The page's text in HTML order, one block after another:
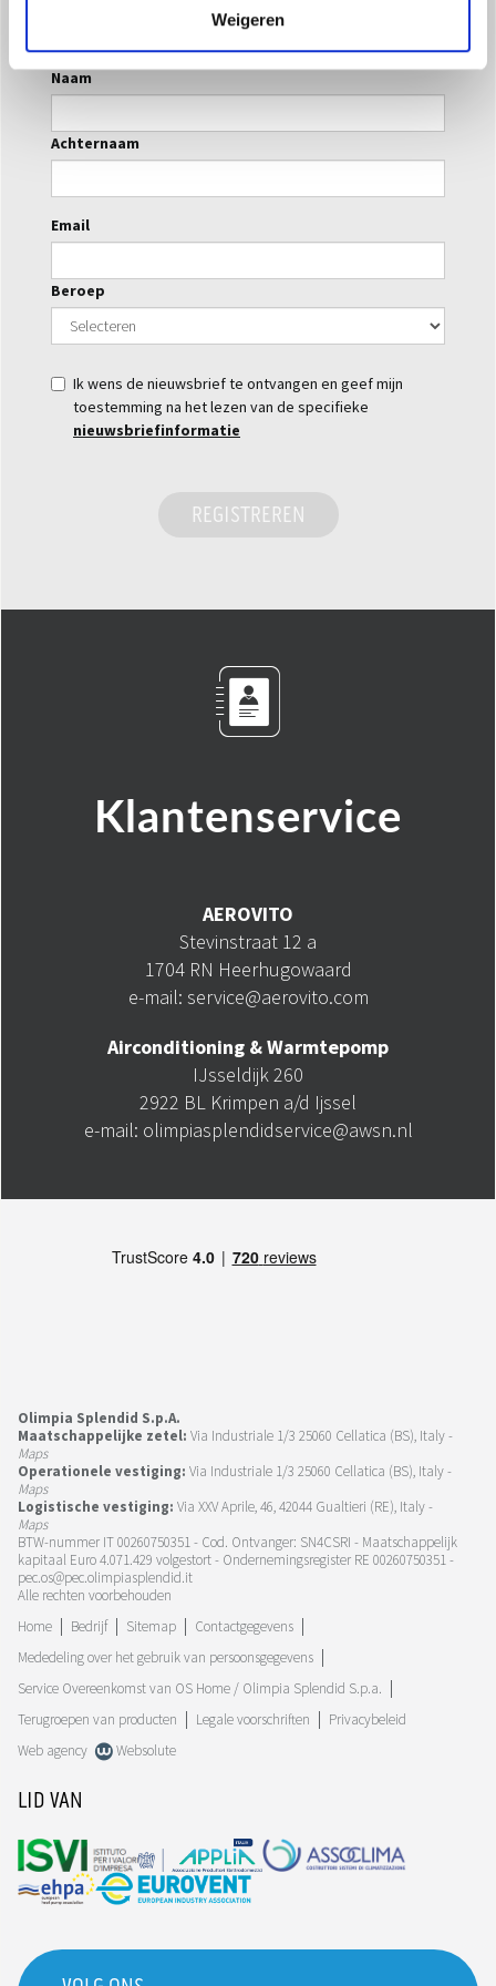
Weigeren
Naam
Achternaam
Email
Beroep
Ik wens de nieuwsbrief te ontvangen en geef mijn
toestemming na het lezen van de specifieke
nieuwsbriefinformatie
REGISTREREN
Klantenservice
AEROVITO
Stevinstraat 12 a
1704 RN Heerhugowaard
e-mail: service@aerovito.com
Airconditioning & Warmtepomp
IJsseldijk 260
2922 BL Krimpen a/d Ijssel
e-mail: olimpiasplendidservice@awsn.nl
Olimpia Splendid S.p.A.
Maatschappelijke zetel: Via Industriale 1/3 25060 Cellatica (BS), Italy -
Maps
Operationele vestiging: Via Industriale 1/3 25060 Cellatica (BS), Italy -
Maps
Logistische vestiging: Via XXV Aprile, 46, 42044 Gualtieri (RE), Italy -
Maps
BTW-nummer IT 00260750351 - Cod. Ontvanger: SN4CSRI - Maatschappelijk
kapitaal Euro 4.071.429 volgestort - Ondernemingsregister RE 00260750351 -
pec.os@pec.olimpiasplendid.it
Alle rechten voorbehouden
Home
Bedrijf Sitemap
Contactgegevens
Mededeling over het gebruik van persoonsgegevens
Service Overeenkomst van OS Home / Olimpia Splendid S.p.a.
Terugroepen van producten
Legale voorschriften
Privacybeleid
Web agency
Websolute
LID VAN